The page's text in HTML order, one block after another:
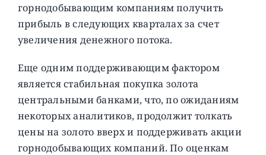
горнодобывающим компаниям получить
прибыль в следующих кварталах за счет
увеличения денежного потока.
Еще одним поддерживающим фактором
является стабильная покупка золота
центральными банками, что, по ожиданиям
некоторых аналитиков, продолжит толкать
цены на золото вверх и поддерживать акции
горнодобывающих компаний. По оценкам